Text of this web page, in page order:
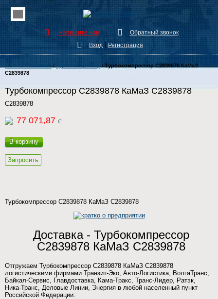
Напишите нам
Обратный звонок
Вход
Регистрация
Каталог Запчастей/Турбокомпрессор/Турбокомпрессор C2839878 КаМаЗ
C2839878
Турбокомпрессор C2839878 КаМаЗ C2839878
C2839878
77 071,87 c
В корзину
Запросить
Турбокомпрессор C2839878 КаМаЗ C2839878
Доставка - Турбокомпрессор
C2839878 КаМаЗ C2839878
Отгружаем Турбокомпрессор C2839878 КаМаЗ C2839878
логистическими фирмами Транзит-Эко, Авто-Логистика, ВолгаТранс,
Байкал-Сервис, Главдоставка, Кама-Тракс, Транс-Лидер, Ратэк,
Ника-Транс, Деловые Линии, Энергия в любой населенный пункт
Российской Федерации: